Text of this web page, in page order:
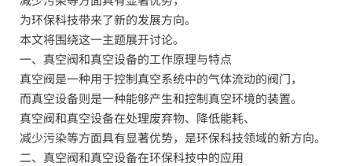
为环保科技带来了新的发展方向。
本文将围绕这一主题展开讨论。
一、真空阀和真空设备的工作原理与特点
真空阀是一种用于控制真空系统中的气体流动的阀门，
而真空设备则是一种能够产生和控制真空环境的装置。
真空阀和真空设备在处理废弃物、降低能耗、
减少污染等方面具有显著优势，是环保科技领域的新方向。
二、真空阀和真空设备在环保科技中的应用